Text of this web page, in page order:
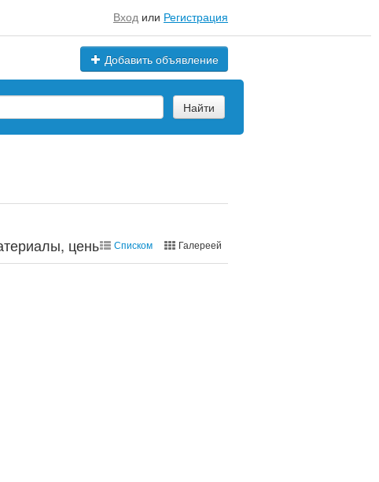
Вход или Регистрация
Добавить объявление
Найти
цены, марки
Списком Галереей